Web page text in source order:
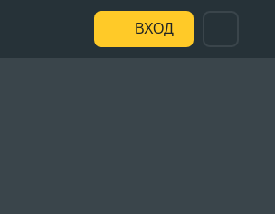
ВХОД